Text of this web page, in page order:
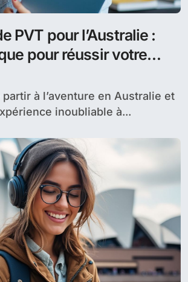
PVT pour l’Australie :
pour réussir votre
inoubliable à...